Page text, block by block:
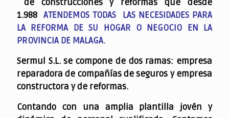
de construcciones y reformas que desde
1.988ATENDEMOS TODAS LAS NECESIDADES PARA
LA REFORMA DE SU HOGAR O NEGOCIO EN LA
PROVINCIA DE MALAGA.
Sermul S.L. se compone de dos ramas: empresa
reparadora de compañías de seguros y empresa
constructora y de reformas.
Contando con una amplia plantilla jovén y